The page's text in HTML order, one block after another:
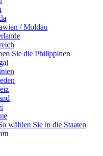
/ Moldau
Sie die Philippinen
wählen Sie in die Staaten